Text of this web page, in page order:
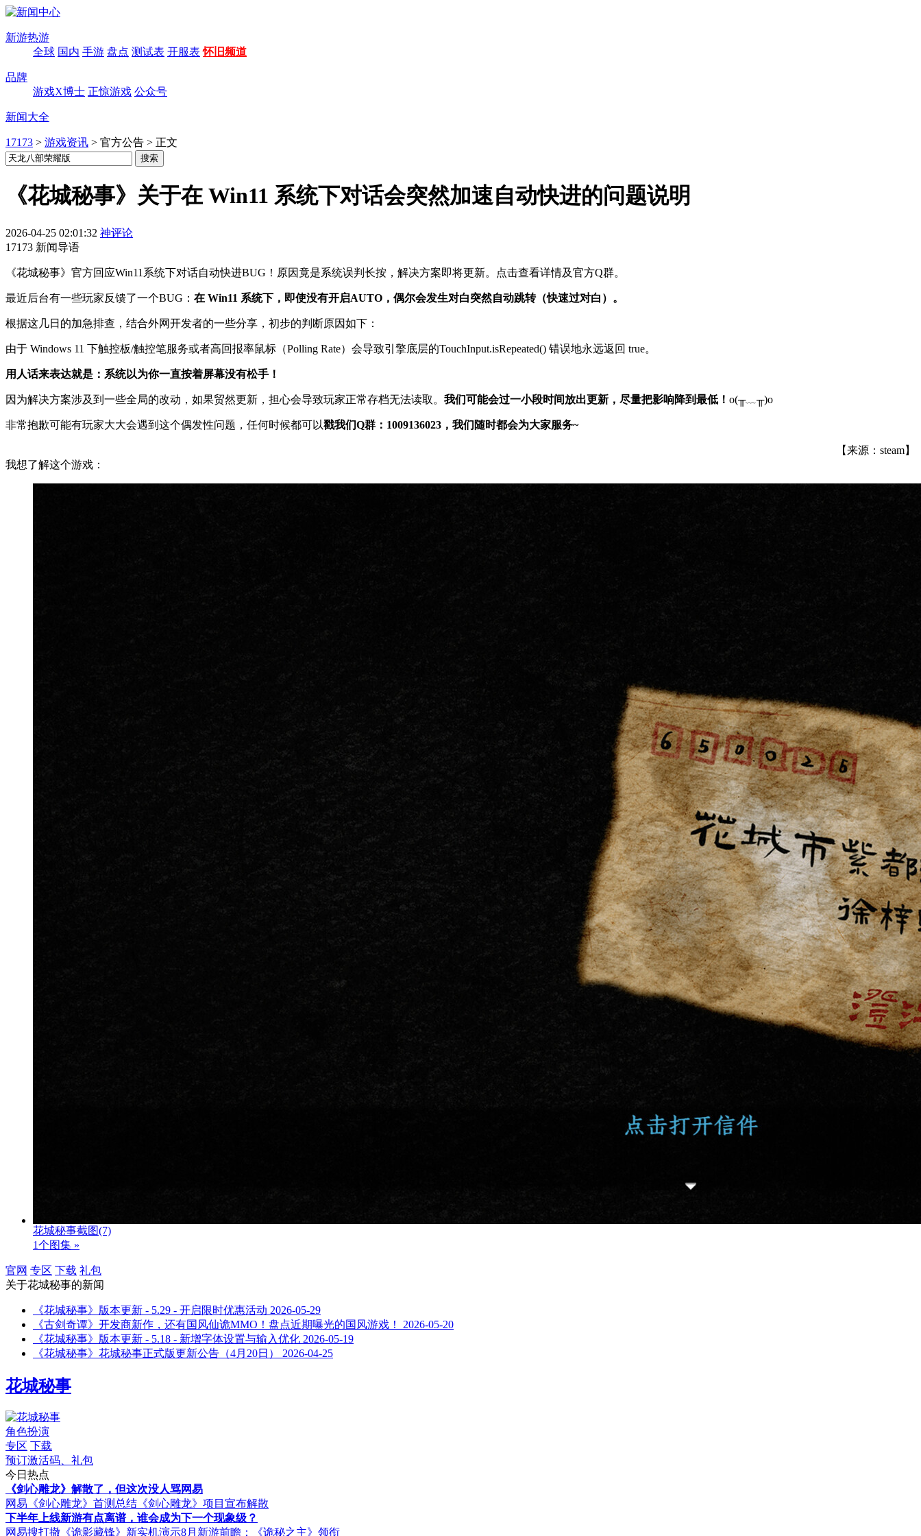
新游热游
全球 国内 手游 盘点 测试表 开服表 怀旧频道
品牌
游戏X博士 正惊游戏 公众号
新闻大全
17173 > 游戏资讯 > 官方公告 > 正文
《花城秘事》关于在 Win11 系统下对话会突然加速自动快进的问题说明
2026-04-25 02:01:32 神评论
17173 新闻导语
《花城秘事》官方回应Win11系统下对话自动快进BUG！原因竟是系统误判长按，解决方案即将更新。点击查看详情及官方Q群。
最近后台有一些玩家反馈了一个BUG： 在 Win11 系统下，即使没有开启AUTO，偶尔会发生对白突然自动跳转（快速过对白）。
根据这几日的加急排查，结合外网开发者的一些分享，初步的判断原因如下：
由于 Windows 11 下触控板/触控笔服务或者高回报率鼠标（Polling Rate）会导致引擎底层的TouchInput.isRepeated() 错误地永远返回 true。
用人话来表达就是：系统以为你一直按着屏幕没有松手！
因为解决方案涉及到一些全局的改动，如果贸然更新，担心会导致玩家正常存档无法读取。 我们可能会过一小段时间放出更新，尽量把影响降到最低！ o(╥﹏╥)o
非常抱歉可能有玩家大大会遇到这个偶发性问题，任何时候都可以戳我们Q群：1009136023，我们随时都会为大家服务~
【来源：steam】
我想了解这个游戏：
花城秘事截图(7)
1个图集 »
官网 专区 下载 礼包
关于花城秘事的新闻
《花城秘事》版本更新 - 5.29 - 开启限时优惠活动 2026-05-29
《古剑奇谭》开发商新作，还有国风仙诡MMO！盘点近期曝光的国风游戏！
2026-05-20
《花城秘事》版本更新 - 5.18 - 新增字体设置与输入优化 2026-05-19
《花城秘事》花城秘事正式版更新公告（4月20日）
2026-04-25
花城秘事
角色扮演
专区 下载
预订激活码、礼包
今日热点
《剑心雕龙》解散了，但这次没人骂网易
网易《剑心雕龙》首测总结 《剑心雕龙》项目宣布解散
下半年上线新游有点离谱，谁会成为下一个现象级？
网易搜打撤《诡影藏锋》新实机演示8月新游前瞻：《诡秘之主》领衔